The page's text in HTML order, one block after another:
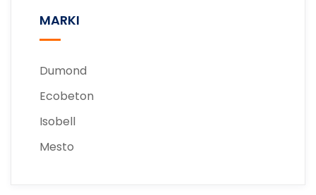
MARKI
Dumond
Ecobeton
Isobell
Mesto